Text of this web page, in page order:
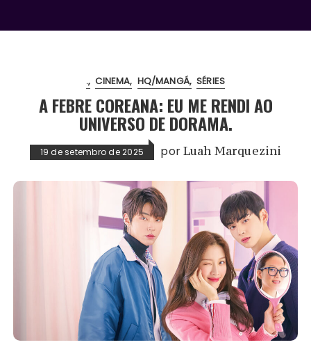
. CINEMA HQ/MANGÁ SÉRIES
A FEBRE COREANA: EU ME RENDI AO
UNIVERSO DE DORAMA.
19 de setembro de 2025 porLuah Marquezini